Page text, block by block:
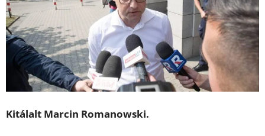
Kitálalt Marcin Romanowski.